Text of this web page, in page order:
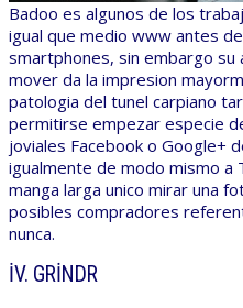
Badoo es algunos de los
igual que medio www antes
smartphones, sin embargo su
mover da la impresion
patologia del tunel carpiano
permitirse empezar especie
joviales Facebook o Google+
igualmente de modo mismo a
manga larga unico mirar una
posibles compradores
nunca.
IV. GRINDR